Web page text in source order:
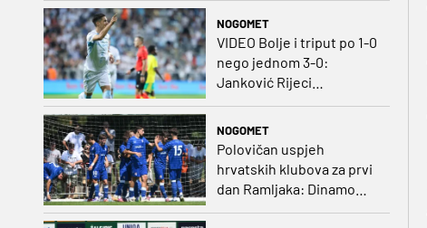
NOGOMET
VIDEO Bolje i triput po 1-0
nego jednom 3-0:
Janković Rijeci
projektilom donio slavlje
protivnika
NOGOMET
Polovičan uspjeh
hrvatskih klubova za prvi
dan Ramljaka: Dinamo
poražen od Juventusa,